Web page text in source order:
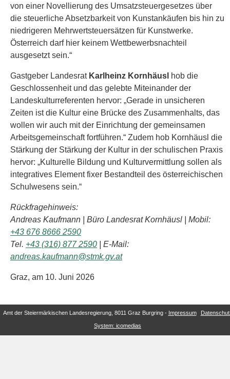
von einer Novellierung des Umsatzsteuergesetzes über
die steuerliche Absetzbarkeit von Kunstankäufen bis hin zu
niedrigeren Mehrwertsteuersätzen für Kunstwerke.
Österreich darf hier keinem Wettbewerbsnachteil
ausgesetzt sein.“
Gastgeber Landesrat Karlheinz Kornhäusl hob die
Geschlossenheit und das gelebte Miteinander der
Landeskulturreferenten hervor: „Gerade in unsicheren
Zeiten ist die Kultur eine Brücke des Zusammenhalts, das
wollen wir auch mit der Einrichtung der gemeinsamen
Arbeitsgemeinschaft fortführen.“ Zudem hob Kornhäusl die
Stärkung der Stärkung der Kultur in der schulischen Praxis
hervor: „Kulturelle Bildung und Kulturvermittlung sollen als
integratives Element fixer Bestandteil des österreichischen
Schulwesens sein.“
Rückfragehinweis:
Andreas Kaufmann | Büro Landesrat Kornhäusl | Mobil:
+43 676 8666 2590
Tel. +43 (316) 877 2590 | E-Mail:
andreas.kaufmann@stmk.gv.at
Graz, am 10. Juni 2026
Amt der Steiermärkischen Landesregierung, 8011 Graz Burgring - Impressum
System: icomedias